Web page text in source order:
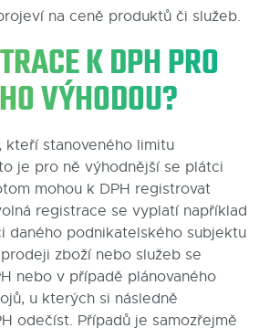
na ceně produktů či služeb.
K DPH PRO
VÝHODOU?
kteří stanoveného limitu
je pro ně výhodnější se plátci
mohou k DPH registrovat
registrace se vyplatí například
daného podnikatelského subjektu
zboží nebo služeb se
nebo v případě plánovaného
u kterých si následně
odečíst. Případů je samozřejmě